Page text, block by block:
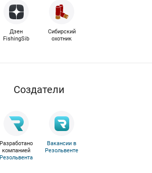
Дзен
FishingSib
Сибирский
охотник
Cоздатели
Разработано
компанией
Резольвента
Вакансии в
Резольвенте